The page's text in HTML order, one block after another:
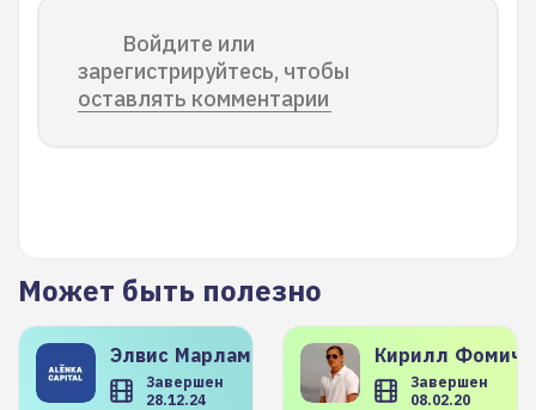
Войдите или
зарегистрируйтесь, чтобы
оставлять комментарии
Может быть полезно
Элвис Марламов
Завершен
28.12.24
Кирилл
Завершен
08.02.20